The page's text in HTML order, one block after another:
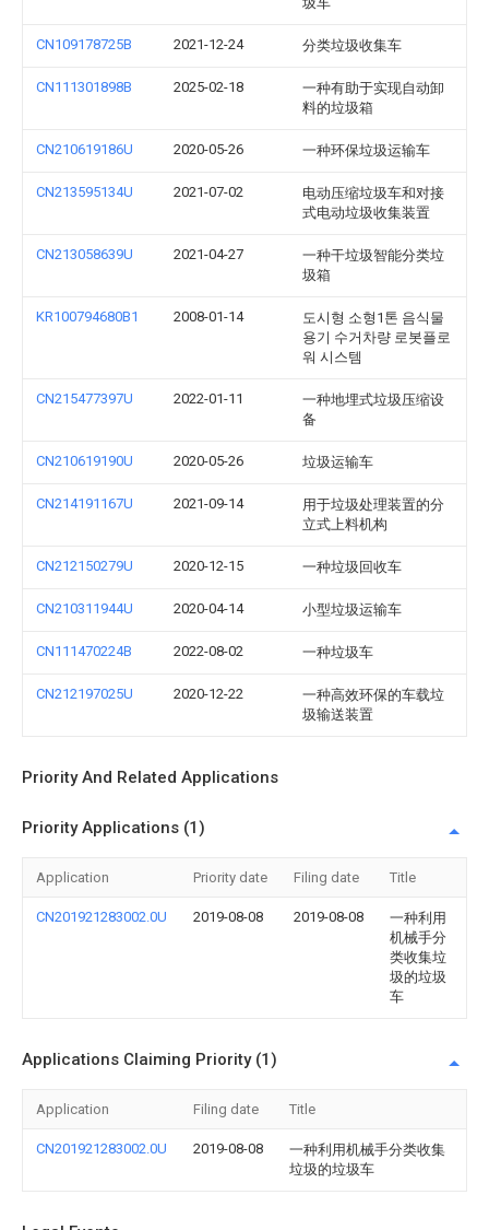
CN109178725B 2021-12-24 分类垃圾收集车
CN111301898B 2025-02-18
一种有助于实现自动卸
料的垃圾箱
CN210619186U 2020-05-26 一种环保垃圾运输车
CN213595134U 2021-07-02
电动压缩垃圾车和对接
式电动垃圾收集装置
CN213058639U 2021-04-27
一种干垃圾智能分类垃
圾箱
KR100794680B1 2008-01-14
도시형 소형1톤 음식물
용기 수거차량 로봇플로
워 시스템
CN215477397U 2022-01-11
一种地埋式垃圾压缩设
备
CN210619190U 2020-05-26 垃圾运输车
CN214191167U 2021-09-14
用于垃圾处理装置的分
立式上料机构
CN212150279U 2020-12-15 一种垃圾回收车
CN210311944U 2020-04-14 小型垃圾运输车
CN111470224B 2022-08-02 一种垃圾车
CN212197025U 2020-12-22
一种高效环保的车载垃
圾输送装置
Priority And Related Applications
Priority Applications (1)
Application Priority date Filing date Title
CN201921283002.0U 2019-08-08 2019-08-08
一种利用
机械手分
类收集垃
圾的垃圾
车
Applications Claiming Priority (1)
Application Filing date Title
CN201921283002.0U 2019-08-08
一种利用机械手分类收集
垃圾的垃圾车